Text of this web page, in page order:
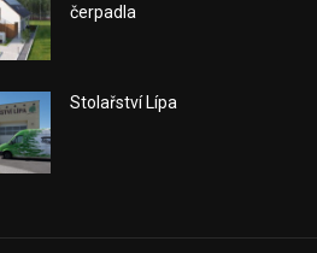
čerpadla
Stolařství Lípa